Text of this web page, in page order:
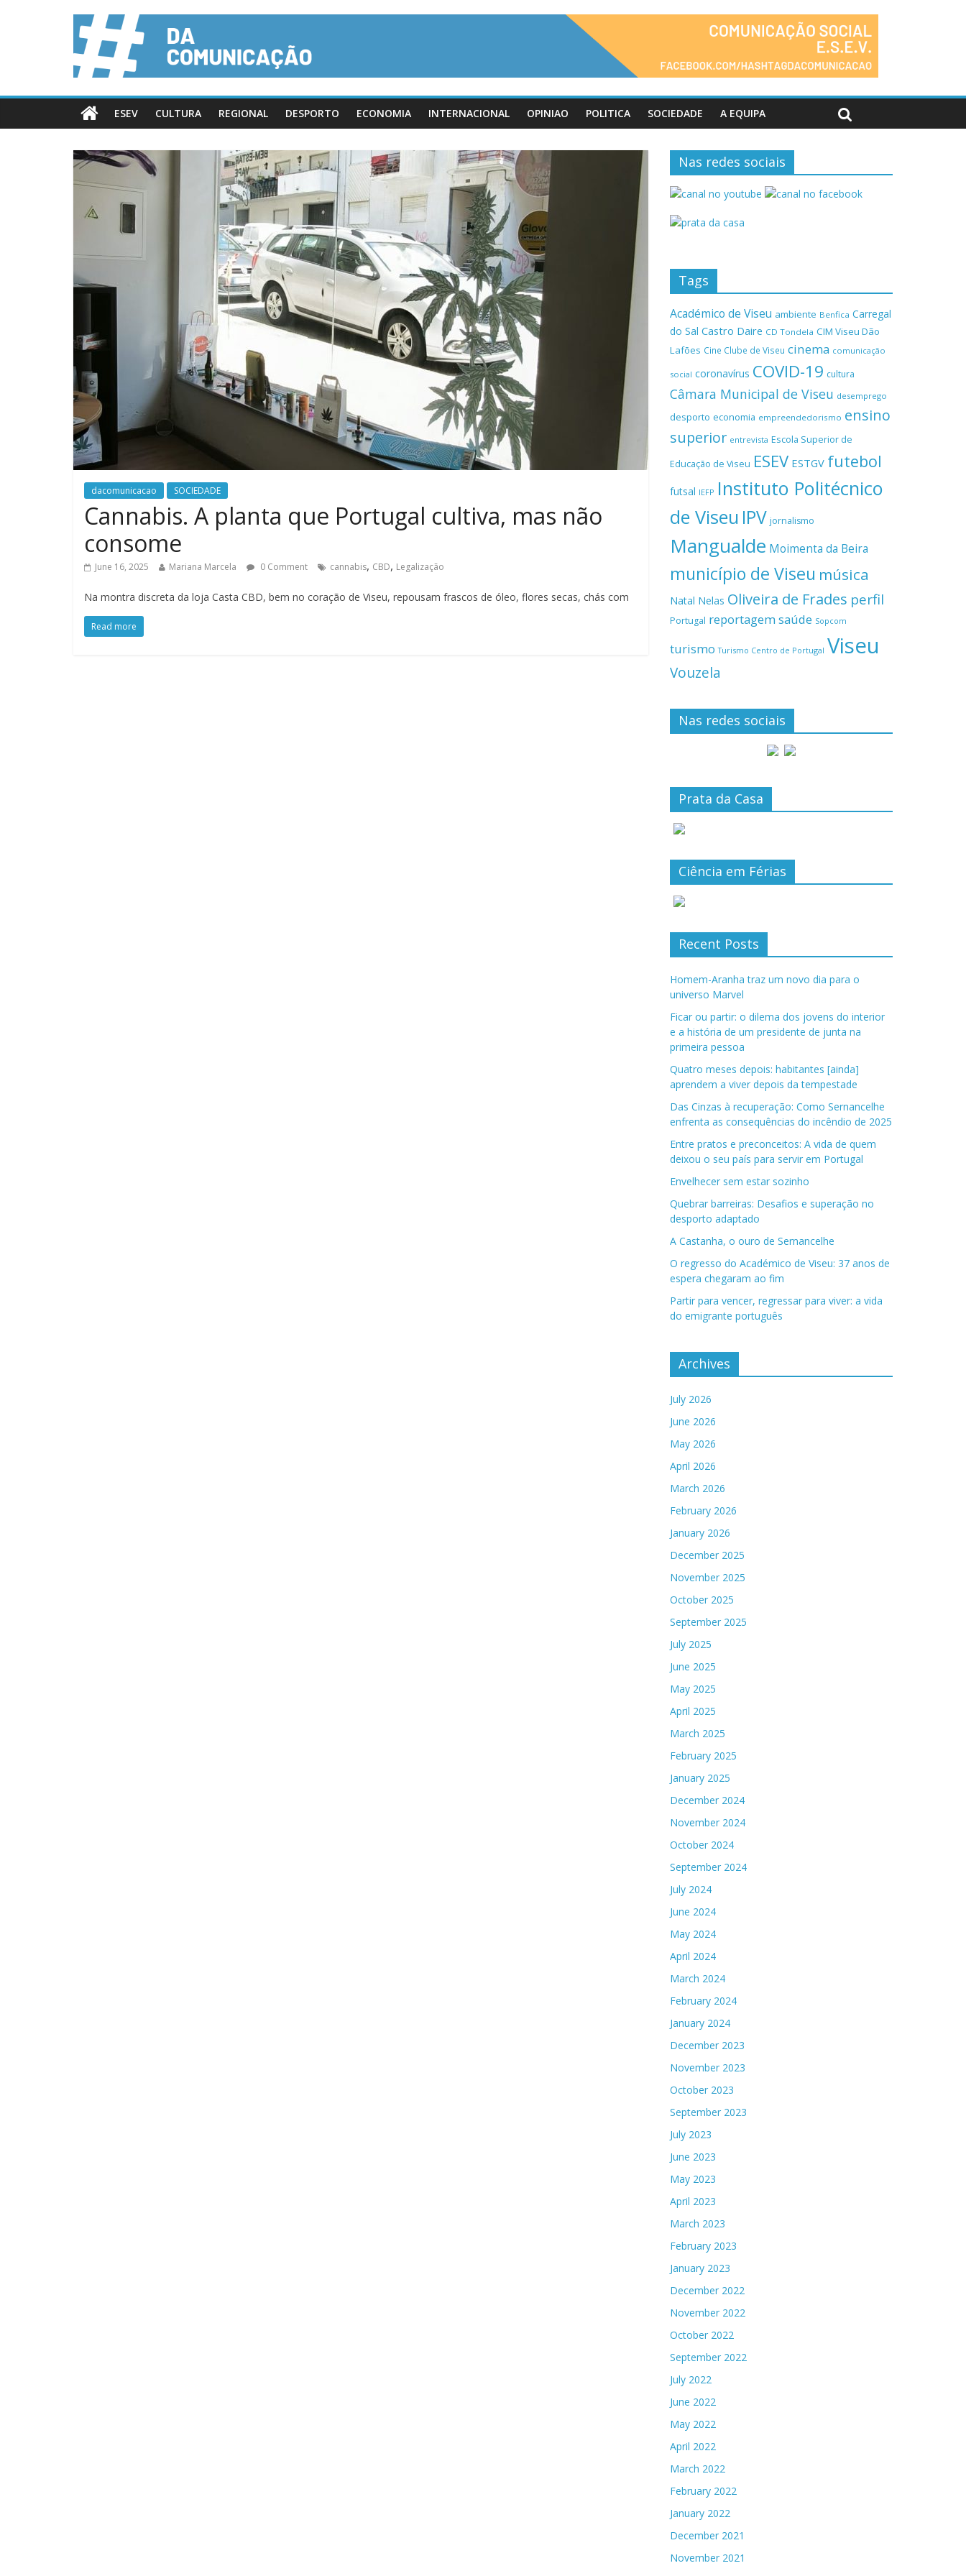
ESEV CULTURA REGIONAL DESPORTO ECONOMIA INTERNACIONAL OPINIAO POLITICA SOCIEDADE A EQUIPA
dacomunicacao SOCIEDADE
Cannabis. A planta que Portugal cultiva, mas não
consome
June 16, 2025 Mariana Marcela 0 Comment cannabis, CBD, Legalização
Na montra discreta da loja Casta CBD, bem no coração de Viseu, repousam frascos de óleo, flores secas, chás com
Read more
Nas redes sociais
Tags
Académico de Viseu ambiente Benfica Carregal
do Sal Castro Daire CD Tondela CIM Viseu Dão
Lafões Cine Clube de Viseu cinema comunicação
social coronavírus COVID-19 cultura
Câmara Municipal de Viseu desemprego
desporto economia empreendedorismo ensino
superior entrevista Escola Superior de
Educação de Viseu ESEV ESTGV futebol
futsal IEFP Instituto Politécnico
de Viseu IPV jornalismo
Mangualde Moimenta da Beira
município de Viseu música
Natal Nelas Oliveira de Frades perfil
Portugal reportagemsaúde Sopcom
turismo Turismo Centro de Portugal Viseu
Vouzela
Nas redes sociais
Prata da Casa
Ciência em Férias
Recent Posts
Homem-Aranha traz um novo dia para o
universo Marvel
Ficar ou partir: o dilema dos jovens do interior
e a história de um presidente de junta na
primeira pessoa
Quatro meses depois: habitantes [ainda]
aprendem a viver depois da tempestade
Das Cinzas à recuperação: Como Sernancelhe
enfrenta as consequências do incêndio de 2025
Entre pratos e preconceitos: A vida de quem
deixou o seu país para servir em Portugal
Envelhecer sem estar sozinho
Quebrar barreiras: Desafios e superação no
desporto adaptado
A Castanha, o ouro de Sernancelhe
O regresso do Académico de Viseu: 37 anos de
espera chegaram ao fim
Partir para vencer, regressar para viver: a vida
do emigrante português
Archives
July 2026
June 2026
May 2026
April 2026
March 2026
February 2026
January 2026
December 2025
November 2025
October 2025
September 2025
July 2025
June 2025
May 2025
April 2025
March 2025
February 2025
January 2025
December 2024
November 2024
October 2024
September 2024
July 2024
June 2024
May 2024
April 2024
March 2024
February 2024
January 2024
December 2023
November 2023
October 2023
September 2023
July 2023
June 2023
May 2023
April 2023
March 2023
February 2023
January 2023
December 2022
November 2022
October 2022
September 2022
July 2022
June 2022
May 2022
April 2022
March 2022
February 2022
January 2022
December 2021
November 2021